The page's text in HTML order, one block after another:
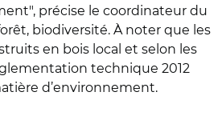
précise le coordinateur du
biodiversité. À noter que les
en bois local et selon les
technique 2012
d’environnement.